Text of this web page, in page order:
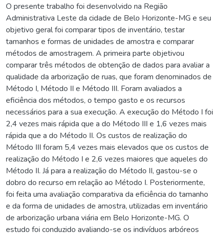
O presente trabalho foi desenvolvido na Região
Administrativa Leste da cidade de Belo Horizonte-MG e seu
objetivo geral foi comparar tipos de inventário, testar
tamanhos e formas de unidades de amostra e comparar
métodos de amostragem. A primeira parte objetivou
comparar três métodos de obtenção de dados para avaliar a
qualidade da arborização de ruas, que foram denominados de
Método I, Método II e Método III. Foram avaliados a
eficiência dos métodos, o tempo gasto e os recursos
necessários para a sua execução. A execução do Método I foi
2,4 vezes mais rápida que a do Método III e 1,6 vezes mais
rápida que a do Método II. Os custos de realização do
Método III foram 5,4 vezes mais elevados que os custos de
realização do Método I e 2,6 vezes maiores que aqueles do
Método II. Já para a realização do Método II, gastou-se o
dobro do recurso em relação ao Método I. Posteriormente,
foi feita uma avaliação comparativa da eficiência do tamanho
e da forma de unidades de amostra, utilizadas em inventário
de arborização urbana viária em Belo Horizonte-MG. O
estudo foi conduzido avaliando-se os indivíduos arbóreos